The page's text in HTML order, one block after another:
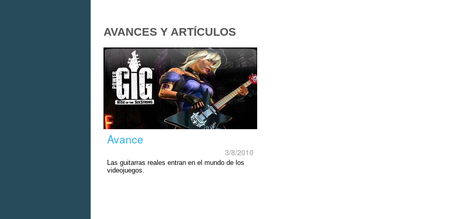
AVANCES Y ARTÍCULOS
Avance
3/8/2010
Las guitarras reales entran en el mundo de los
videojuegos.